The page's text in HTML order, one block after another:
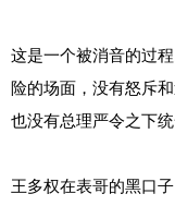
这是一个被消音的过
险的场面，没有怒斥
也没有总理严令之下统
王多权在表哥的黑口